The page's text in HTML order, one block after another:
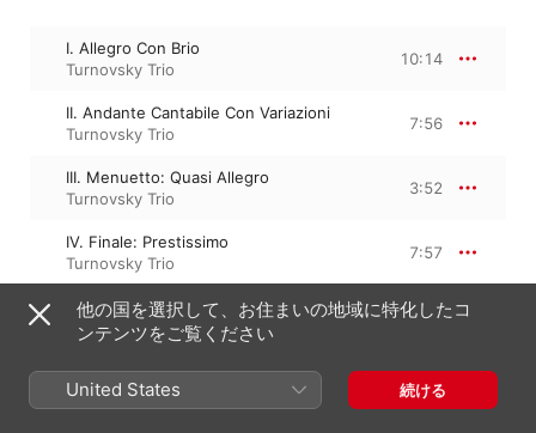
I. Allegro Con Brio
Turnovsky Trio
10:14
II. Andante Cantabile Con Variazioni
Turnovsky Trio
7:56
III. Menuetto: Quasi Allegro
Turnovsky Trio
3:52
IV. Finale: Prestissimo
Turnovsky Trio
7:57
2007年1月10日
4トラック、30分
℗ 2007 Morrison Music Trust
他の国を選択して、お住まいの地域に特化したコ
ンテンツをご覧ください
United States 続ける